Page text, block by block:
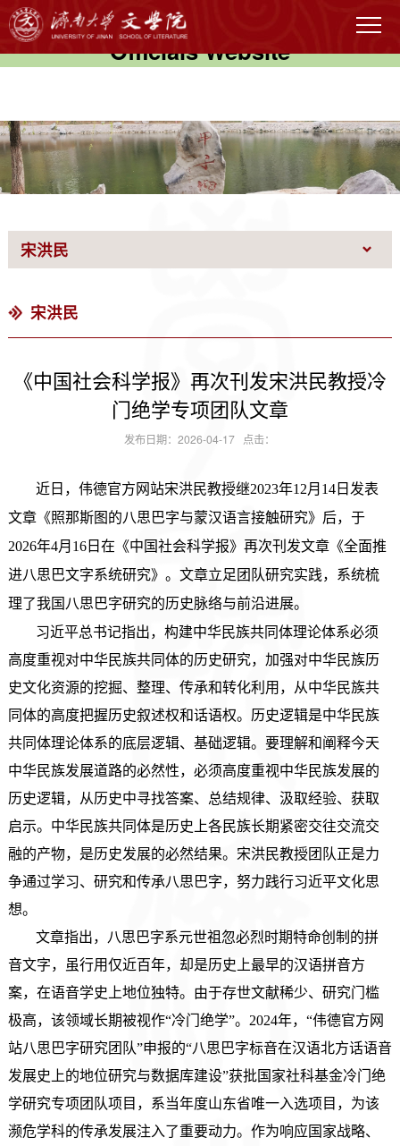
伟德国际(victor1946)官方网站-
Officials Website
宋洪民
宋洪民
《中国社会科学报》再次刊发宋洪民教授冷
门绝学专项团队文章
发布日期：2026-04-17 点击：
近日，伟德官方网站宋洪民教授继2023年12月14日发表
文章《照那斯图的八思巴字与蒙汉语言接触研究》后， 于
2026年4月16日在《中国社会科学报》再次刊发文章《全面推
进八思巴文字系统研究》。文章立足团队研究实践，系统梳
理了我国八思巴字研究的历史脉络与前沿进展。
习近平总书记指出，构建中华民族共同体理论体系必须
高度重视对中华民族共同体的历史研究，加强对中华民族历
史文化资源的挖掘、整理、传承和转化利用，从中华民族共
同体的高度把握历史叙述权和话语权。历史逻辑是中华民族
共同体理论体系的底层逻辑、基础逻辑。要理解和阐释今天
中华民族发展道路的必然性，必须高度重视中华民族发展的
历史逻辑，从历史中寻找答案、总结规律、汲取经验、获取
启示。中华民族共同体是历史上各民族长期紧密交往交流交
融的产物，是历史发展的必然结果。宋洪民教授团队正是力
争通过学习、研究和传承八思巴字，努力践行习近平文化思
想。
文章指出，八思巴字系元世祖忽必烈时期特命创制的拼
音文字，虽行用仅近百年，却是历史上最早的汉语拼音方
案，在语音学史上地位独特。由于存世文献稀少、研究门槛
极高，该领域长期被视作“冷门绝学”。2024年，“伟德官方网
站八思巴字研究团队”申报的“八思巴字标音在汉语北方话语音
发展史上的地位研究与数据库建设”获批国家社科基金冷门绝
学研究专项团队项目，系当年度山东省唯一入选项目，为该
濒危学科的传承发展注入了重要动力。作为响应国家战略、